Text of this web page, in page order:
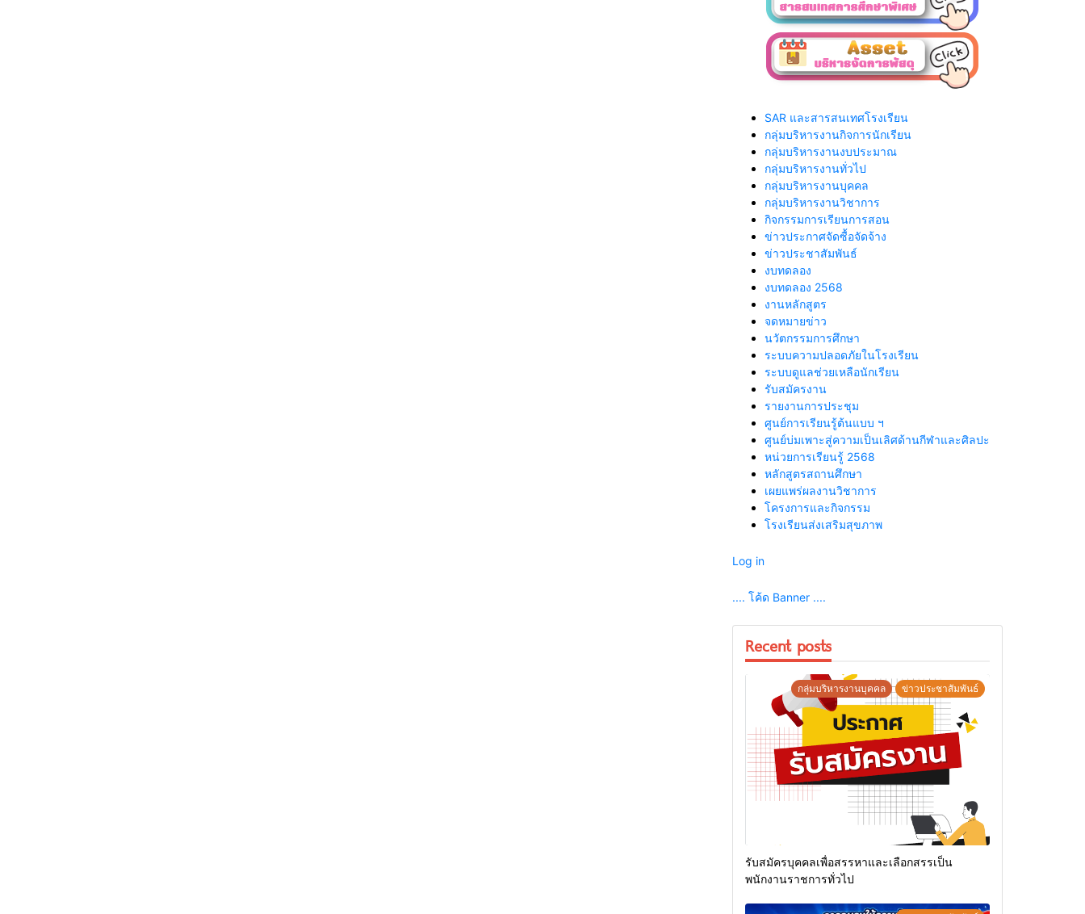
SAR และสารสนเทศโรงเรียน
กลุ่มบริหารงานกิจการนักเรียน
กลุ่มบริหารงานงบประมาณ
กลุ่มบริหารงานทั่วไป
กลุ่มบริหารงานบุคคล
กลุ่มบริหารงานวิชาการ
กิจกรรมการเรียนการสอน
ข่าวประกาศจัดซื้อจัดจ้าง
ข่าวประชาสัมพันธ์
งบทดลอง
งบทดลอง 2568
งานหลักสูตร
จดหมายข่าว
นวัตกรรมการศึกษา
ระบบความปลอดภัยในโรงเรียน
ระบบดูแลช่วยเหลือนักเรียน
รับสมัครงาน
รายงานการประชุม
ศูนย์การเรียนรู้ต้นแบบ ฯ
ศูนย์บ่มเพาะสู่ความเป็นเลิศด้านกีฬาและศิลปะ
หน่วยการเรียนรู้ 2568
หลักสูตรสถานศึกษา
เผยแพร่ผลงานวิชาการ
โครงการและกิจกรรม
โรงเรียนส่งเสริมสุขภาพ
Log in
.... โค้ด Banner ....
Recent posts
กลุ่มบริหารงานบุคคล ข่าวประชาสัมพันธ์
รับสมัครบุคคลเพื่อสรรหาและเลือกสรรเป็น
พนักงานราชการทั่วไป